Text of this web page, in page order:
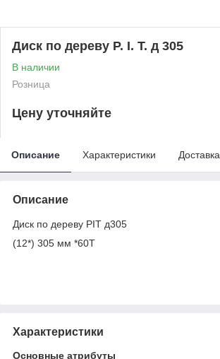
Диск по дереву P. I. T. д 305
В наличии
Розница
Цену уточняйте
Описание Характеристики Доставка
Описание
Диск по дереву PIT д305
(12*) 305 мм *60Т
Характеристики
Основные атрибуты